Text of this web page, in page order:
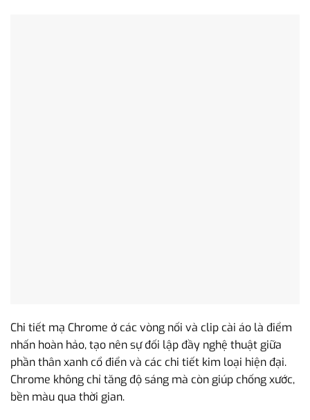
Chi tiết mạ Chrome ở các vòng nối và clip cài áo là điểm
nhấn hoàn hảo, tạo nên sự đối lập đầy nghệ thuật giữa
phần thân xanh cổ điển và các chi tiết kim loại hiện đại.
Chrome không chỉ tăng độ sáng mà còn giúp chống xước,
bền màu qua thời gian.